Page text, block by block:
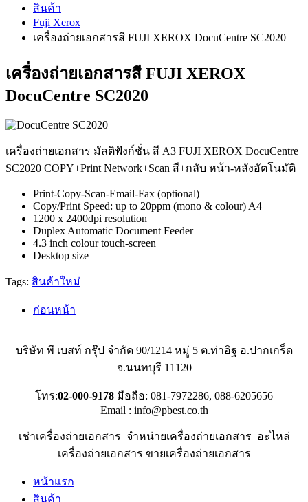
สินค้า
Fuji Xerox
เครื่องถ่ายเอกสารสี FUJI XEROX DocuCentre SC2020
เครื่องถ่ายเอกสารสี FUJI XEROX
DocuCentre SC2020
เครื่องถ่ายเอกสาร มัลติฟังก์ชั่น สี A3 FUJI XEROX DocuCentre
SC2020 COPY+Print Network+Scan สี+กลับ หน้า-หลังอัตโนมัติ
Print-Copy-Scan-Email-Fax (optional)
Copy/Print Speed: up to 20ppm (mono & colour) A4
1200 x 2400dpi resolution
Duplex Automatic Document Feeder
4.3 inch colour touch-screen
Desktop size
Tags: สินค้าใหม่
ก่อนหน้า
บริษัท พี เบสท์ กรุ๊ป จำกัด 90/1214 หมู่ 5 ต.ท่าอิฐ อ.ปากเกร็ด
จ.นนทบุรี 11120
โทร:02-000-9178 มือถือ: 081‐7972286, 088‐6205656
Email : info@pbest.co.th
เช่าเครื่องถ่ายเอกสาร จำหน่ายเครื่องถ่ายเอกสาร อะไหล่
เครื่องถ่ายเอกสาร ขายเครื่องถ่ายเอกสาร
หน้าแรก
สินค้า